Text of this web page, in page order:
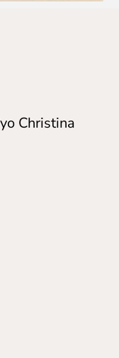
Christina